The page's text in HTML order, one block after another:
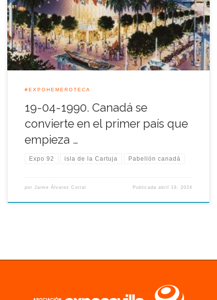
Exposición Universal de Sevilla en 1992. Se trataba del primer
país participante que inició las obras de su representación en
una fecha en la que restaban justo dos años […]
#EXPOHEMEROTECA
19-04-1990. Canadá se
convierte en el primer país que
empieza …
Expo 92 isla de la Cartuja Pabellón canadá
por Jaime Álvarez Corral Publicadaabril 19, 2024